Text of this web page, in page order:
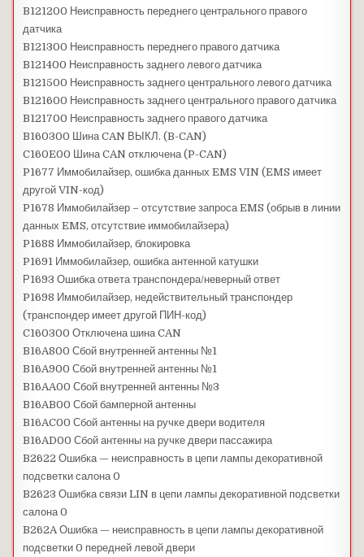
B121200 Неисправность переднего центрального правого
датчика
B121300 Неисправность переднего правого датчика
B121400 Неисправность заднего левого датчика
B121500 Неисправность заднего центрального левого датчика
B121600 Неисправность заднего центрального правого датчика
B121700 Неисправность заднего правого датчика
B160300 Шина CAN ВЫКЛ. (B-CAN)
C160E00 Шина CAN отключена (P-CAN)
P1677 Иммобилайзер, ошибка данных EMS VIN (EMS имеет
другой VIN-код)
P1678 Иммобилайзер – отсутствие запроса EMS (обрыв в линии
данных EMS, отсутствие иммобилайзера)
P1688 Иммобилайзер, блокировка
P1691 Иммобилайзер, ошибка антенной катушки
Р1693 Ошибка ответа транспондера/неверный ответ
P1698 Иммобилайзер, недействительный транспондер
(транспондер имеет другой ПИН-код)
C160300 Отключена шина CAN
B16A800 Сбой внутренней антенны №1
B16A900 Сбой внутренней антенны №1
B16AA00 Сбой внутренней антенны №3
B16AB00 Сбой бамперной антенны
B16AC00 Сбой антенны на ручке двери водителя
B16AD00 Сбой антенны на ручке двери пассажира
B2622 Ошибка — неисправность в цепи лампы декоративной
подсветки салона 0
B2623 Ошибка связи LIN в цепи лампы декоративной подсветки
салона 0
B262A Ошибка — неисправность в цепи лампы декоративной
подсветки 0 передней левой двери